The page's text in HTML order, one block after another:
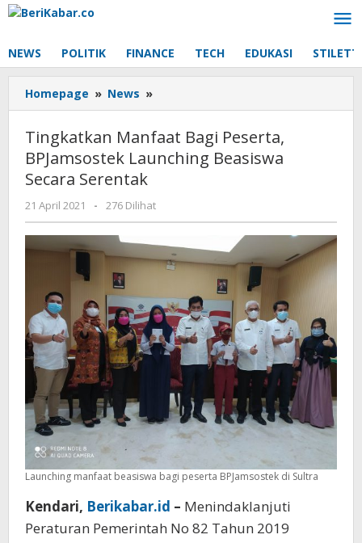
Lewati
NEWS POLITIK FINANCE TECH EDUKASI
Homepage » News »
Manfaat
Peserta,
BPJamsostek
Secara
Serentak
Tingkatkan Manfaat Bagi Peserta,
BPJamsostek Launching Beasiswa
Secara Serentak
21 April 2021
oleh
Beri
Kabar
- 276 Dilihat
Launching manfaat beasiswa bagi peserta BPJamsostek di Sultra
Kendari, Berikabar.id – Menindaklanjuti
Peraturan Pemerintah No 82 Tahun 2019